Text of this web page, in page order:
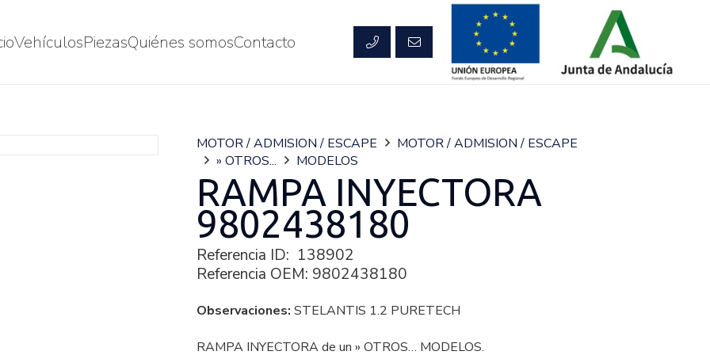
VehículosPiezasQuiénes somosContacto
MOTOR / ADMISION / ESCAPE
MOTOR / ADMISION / ESCAPE
» OTROS...
MODELOS
RAMPA INYECTORA
9802438180
Referencia ID: 138902
Referencia OEM: 9802438180
Observaciones: STELANTIS 1.2 PURETECH
RAMPA INYECTORA de un » OTROS… MODELOS.